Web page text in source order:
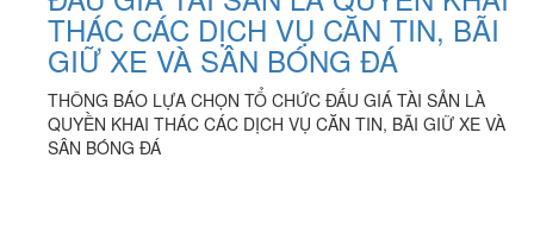
THÁC CÁC DỊCH VỤ CĂN TIN, BÃI
GIỮ XE VÀ SÂN BÓNG ĐÁ
THÔNG BÁO LỰA CHỌN TỔ CHỨC ĐẤU GIÁ TÀI SẢN LÀ
QUYỀN KHAI THÁC CÁC DỊCH VỤ CĂN TIN, BÃI GIỮ XE VÀ
SÂN BÓNG ĐÁ